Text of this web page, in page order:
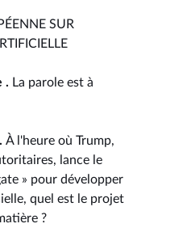
SUR
. La parole est à
À l'heure où Trump,
lance le
» pour développer
quel est le projet
?